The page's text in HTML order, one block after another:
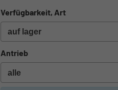
Verfügbarkeit, Art
Antrieb